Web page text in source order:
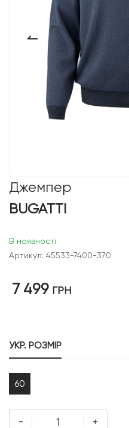
Джемпер
BUGATTI
В наявності
Артикул: 45533-7400-370
7 499 ГРН
УКР. РОЗМІР
60
- +